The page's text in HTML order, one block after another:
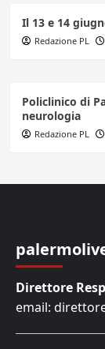
Il 13 e 14
Redazione PL
Policlinico di
neurologia
Redazione PL
Direttore
email: